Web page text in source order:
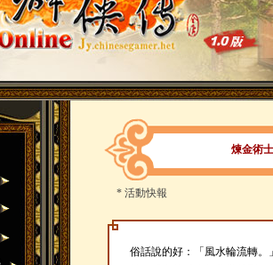
煉金術
* 活動快報
俗話說的好：「風水輪流轉